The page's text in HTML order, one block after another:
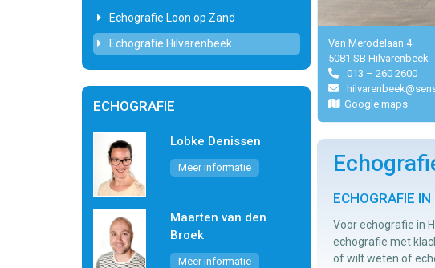
Van Merodelaan 4
5081 SB Hilvarenbeek
013 – 260 2600
Google maps
ECHOGRAFIE
Voor echografie in
echografie met
of wilt weten of
ECHOGRAFIE
Lobke Denissen
Meer informatie
Maarten van den
Broek
Meer informatie
Echografie Loon op Zand
Echografie Hilvarenbeek